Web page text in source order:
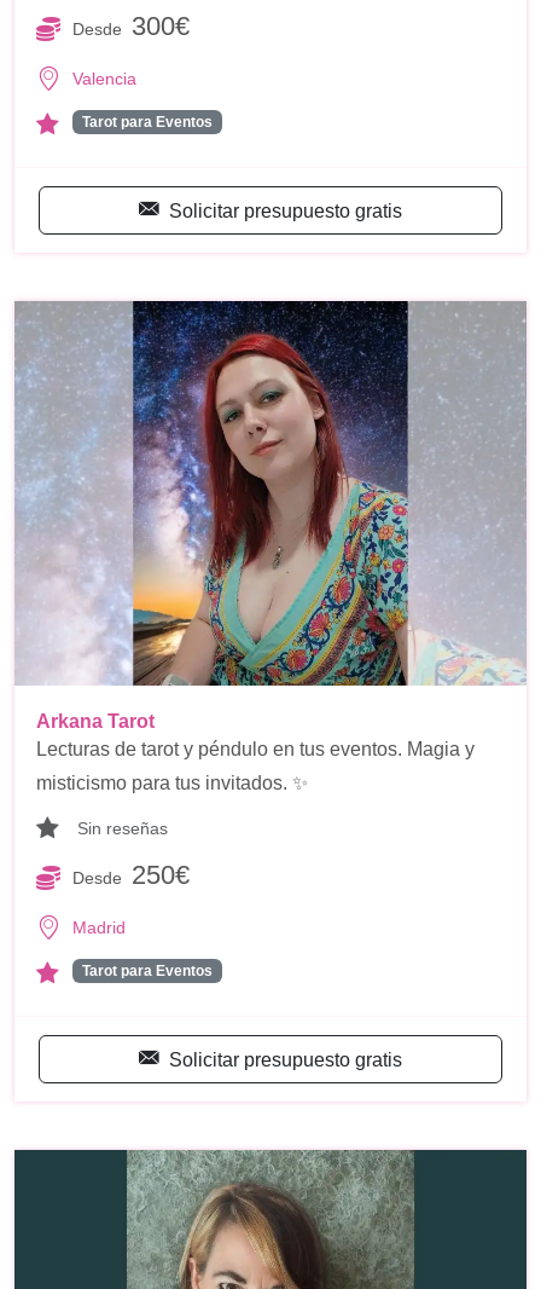
Desde 300€
Valencia
Tarot para Eventos
Solicitar presupuesto gratis
Arkana Tarot
Lecturas de tarot y péndulo en tus eventos. Magia y
misticismo para tus invitados. ✨
Sin reseñas
Desde 250€
Madrid
Tarot para Eventos
Solicitar presupuesto gratis